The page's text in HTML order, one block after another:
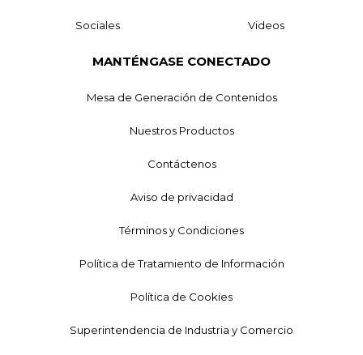
Sociales Videos
MANTÉNGASE CONECTADO
Mesa de Generación de Contenidos
Nuestros Productos
Contáctenos
Aviso de privacidad
Términos y Condiciones
Política de Tratamiento de Información
Política de Cookies
Superintendencia de Industria y Comercio